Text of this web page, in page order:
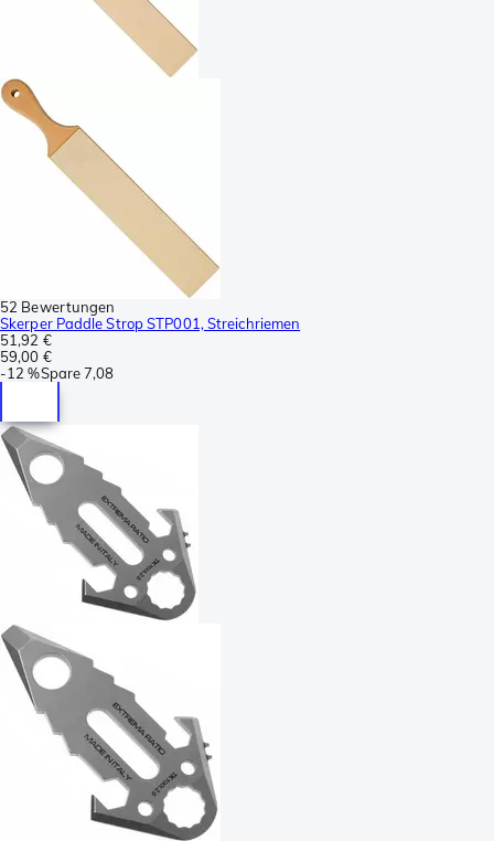
52 Bewertungen
Skerper Paddle Strop STP001, Streichriemen
51,92 €
59,00 €
-12 %Spare7,08